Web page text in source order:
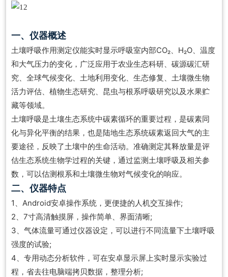
一、仪器概述
土壤呼吸作用测定仪能实时显示呼吸室内部CO₂、H₂O、温度
和大气压力的变化，广泛应用于农业生态科研、碳源碳汇研
究、全球气候变化、土地利用变化、生态修复、土壤微生物
活力评估、植物生态研究、昆虫与根系呼吸研究以及水果贮
藏等领域。
土壤呼吸是土壤生态系统中碳素循环的重要过程，是碳素同
化与异化平衡的结果，也是陆地生态系统碳素返回大气的主
要途径，反映了土壤中的生命活动。准确测定其释放量是评
估生态系统生物学过程的关键，通过监测土壤呼吸及相关参
数，可以估测根系和土壤微生物对气候变化的响应。
二、仪器特点
1、Android安卓操作系统，更便捷的人机交互操作;
2、7寸高清触摸屏，操作简单、界面清晰;
3、气体流量可通过仪器设定，可以进行不同流量下土壤呼吸
强度的试验;
4、专用动态分析软件，可在安卓显示屏上实时显示实验过
程，省去往电脑端拷贝数据，整理分析;